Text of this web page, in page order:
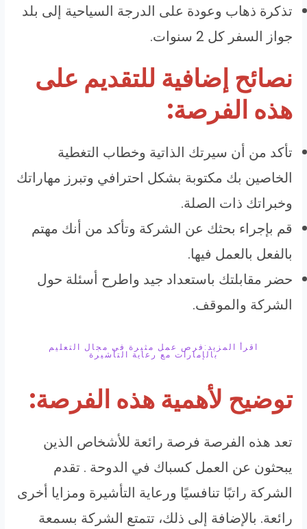
تذكرة ذهاب وعودة على الدرجة السياحية إلى بلد
جواز السفر كل 2 سنوات.
نصائح إضافية للتقديم على
هذه الفرصة:
تأكد من أن سيرتك الذاتية وخطاب التغطية
الخاصين بك مكتوبة بشكل احترافي وتبرز مهاراتك
وخبراتك ذات الصلة.
قم بإجراء بحثك عن الشركة وتأكد من أنك مهتم
بالفعل بالعمل فيها.
حضر مقابلتك باستعداد جيد واطرح أسئلة حول
الشركة والموقف.
اقرأ المزيد:فرص عمل مثيرة في مجال التعليم
بالإمارات مع رعاية التأشيرة
توضيح لأهمية هذه الفرصة:
تعد هذه الفرصة فرصة رائعة للأشخاص الذين
يبحثون عن العمل كسباك في الدوحة . تقدم
الشركة راتبًا تنافسيًا ورعاية التأشيرة ومزايا أخرى
رائعة. بالإضافة إلى ذلك، تتمتع الشركة بسمعة